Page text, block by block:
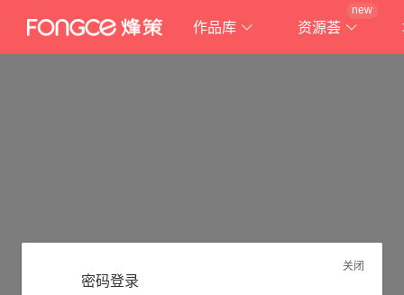
作品库 资源荟
new
关闭
密码登录